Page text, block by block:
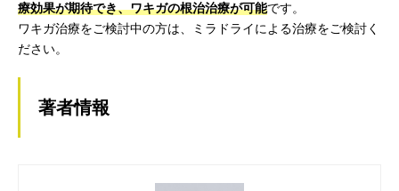
療効果が期待でき、ワキガの根治治療が可能です。
ワキガ治療をご検討中の方は、ミラドライによる治療をご検討く
ださい。
著者情報